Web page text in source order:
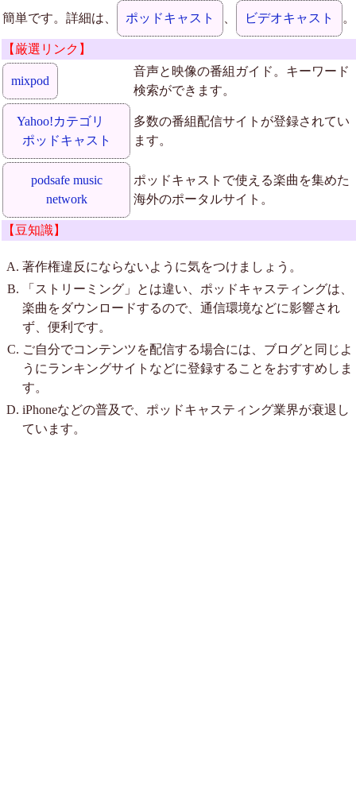
簡単です。詳細は、 ポッドキャスト ビデオキャスト 。
【厳選リンク】
mixpod
音声と映像の番組ガイド。キーワード
検索ができます。
Yahoo!カテゴリ
ポッドキャスト
多数の番組配信サイトが登録されてい
ます。
podsafe music
network
ポッドキャストで使える楽曲を集めた
海外のポータルサイト。
【豆知識】
著作権違反にならないように気をつけましょう。
「ストリーミング」とは違い、ポッドキャスティングは、
楽曲をダウンロードするので、通信環境などに影響され
ず、便利です。
ご自分でコンテンツを配信する場合には、ブログと同じよ
うにランキングサイトなどに登録することをおすすめしま
す。
iPhoneなどの普及で、ポッドキャスティング業界が衰退し
ています。